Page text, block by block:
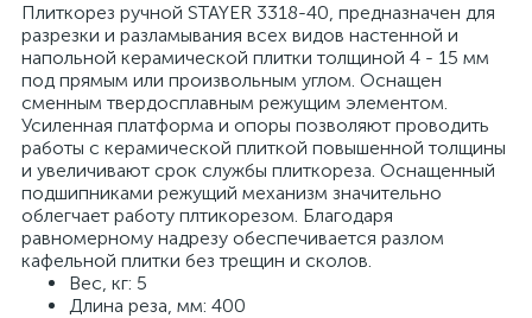
Плиткорез ручной STAYER 3318-40, предназначен для
разрезки и разламывания всех видов настенной и
напольной керамической плитки толщиной 4 - 15 мм
под прямым или произвольным углом. Оснащен
сменным твердосплавным режущим элементом.
Усиленная платформа и опоры позволяют проводить
работы с керамической плиткой повышенной толщины
и увеличивают срок службы плиткореза. Оснащенный
подшипниками режущий механизм значительно
облегчает работу плтикорезом. Благодаря
равномерному надрезу обеспечивается разлом
кафельной плитки без трещин и сколов.
Вес, кг: 5
Длина реза, мм: 400